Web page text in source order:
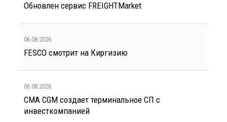
Обновлен сервис FREIGHTMarket
06.08.2026
FESCO смотрит на Киргизию
06.08.2026
CMA CGM создает терминальное СП с
инвесткомпанией